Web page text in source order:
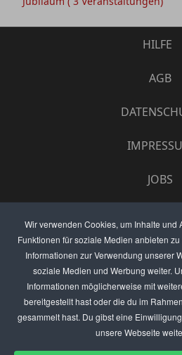
Wir verwenden Cookies, um Inhalte und
Funktionen für soziale Medien anbieten
Informationen zur Verwendung unserer
soziale Medien und Werbung weiter.
Informationen möglicherweise mit
bereitgestellt hast oder die du im
gesammelt hast. Du gibst eine
unsere Webseite
HILFE
AGB
JOBS
ANZEIGEN
BEWERTET